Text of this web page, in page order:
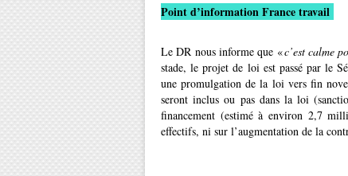
Point d’information France travail
Le DR nous informe que «c’est calme
stade, le projet de loi est passé par le
une promulgation de la loi vers fin
seront inclus ou pas dans la loi
financement (estimé à environ 2,7
effectifs, ni sur l’augmentation de la